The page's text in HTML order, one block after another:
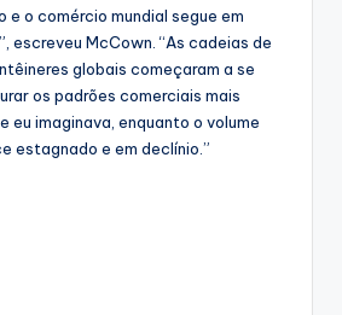
e o comércio mundial segue em
escreveu McCown. “As cadeias de
globais começaram a se
os padrões comerciais mais
eu imaginava, enquanto o volume
estagnado e em declínio.”